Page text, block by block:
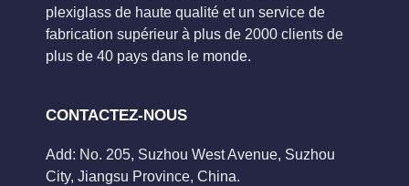
plexiglass de haute qualité et un service de
fabrication supérieur à plus de 2000 clients de
plus de 40 pays dans le monde.
CONTACTEZ-NOUS
Add: No. 205, Suzhou West Avenue, Suzhou
City, Jiangsu Province, China.